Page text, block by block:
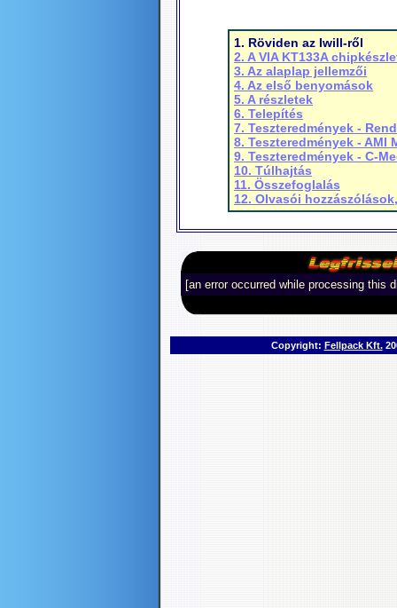
1. Röviden az Iwill-ről
2. A VIA KT133A
3. Az alaplap jellemzői
4. Az első benyomások
5. A részletek
6. Telepítés
7. Teszteredmények -
8. Teszteredmények - AMI
9. Teszteredmények - C-
10. Túlhajtás
11. Összefoglalás
12. Olvasói
[an error occurred while processing this
Copyright: Fellpack Kft.